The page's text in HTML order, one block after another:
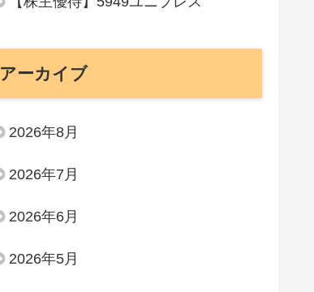
アーカイブ
2026年8月
2026年7月
2026年6月
2026年5月